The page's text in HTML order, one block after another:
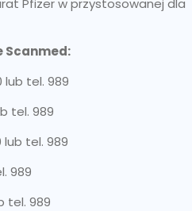
Pfizer w przystosowanej dla
Scanmed:
lub tel. 989
tel. 989
lub tel. 989
989
tel. 989